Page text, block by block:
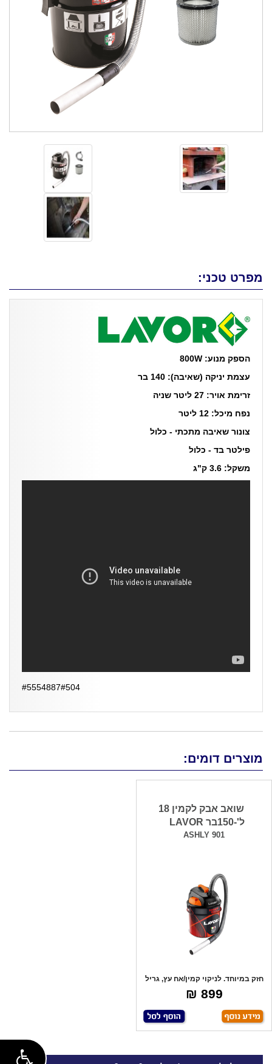
מפרט טכני:
הספק מנוע: 800W
עצמת יניקה (שאיבה): 140 בר
זרימת אויר: 27 ליטר שניה
נפח מיכל: 12 ליטר
צונור שאיבה מתכתי - כלול
פילטר בד - כלול
משקל: 3.6 ק"ג
#5554887#504
מוצרים דומים:
שואב אבק לקמין 18
ל'-150בר LAVOR
ASHLY 901
חזק במיוחד. לניקוי קמין/אח עץ, גריל
פחמי
899 ₪